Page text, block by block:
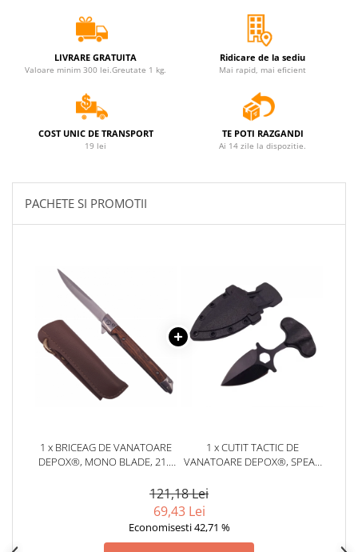
Costume spiderman
ACCESORII & DIVERSE
Accesorii decorative
Echipamente petrecere
Jocuri de sah si table
Produse si dispozitive ajutatoare
locomotie
CASA SI GRADINA
Cutite japoneze
Cutite macelarie
Accesori casa & gradina
Accesorii gratar
Accesorii mese si scaune
Articole ambalare
Ascutitoare si seturi de ascutire
LIVRARE GRATUITA
Valoare minim 300 lei.Greutate 1 kg.
Ridicare de la sediu
Mai rapid, mai eficient
COST UNIC DE TRANSPORT
19 lei
TE POTI RAZGANDI
Ai 14 zile la dispozitie.
PACHETE SI PROMOTII
1 x BRICEAG DE VANATOARE
DEPOX®, MONO BLADE, 21.5
TEACA PIELE INCLUSA
1 x CUTIT TACTIC DE
VANATOARE DEPOX®, SPEAR
CU PRINDERE CUREA
121,18 Lei
69,43 Lei
Economisesti 42,71 %